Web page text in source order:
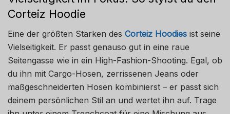
Corteiz Hoodie
Eine der größten Stärken des Corteiz Hoodies ist seine
Vielseitigkeit. Er passt genauso gut in eine raue
Seitengasse wie in ein High-Fashion-Shooting. Egal, ob
du ihn mit Cargo-Hosen, zerrissenen Jeans oder
maßgeschneiderten Hosen kombinierst – er passt sich
deinem persönlichen Stil an und wertet ihn auf. Trage